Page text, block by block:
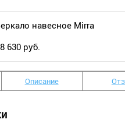
навесное Mirra
8 630 руб.
Описание